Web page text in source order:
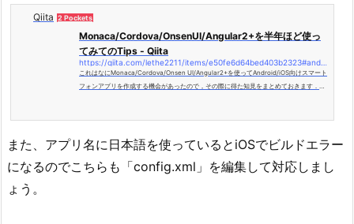
Qiita 2 Pockets
Monaca/Cordova/OnsenUI/Angular2+を半年ほど使っ
てみてのTips - Qiita
これはなにMonaca/Cordova/Onsen UI/Angular2+を使ってAndroid/iOS向けスマート
フォンアプリを作成する機会があったので，その際に得た知見をまとめておきます．前
また、アプリ名に日本語を使っているとiOSでビルドエラー
になるのでこちらも「config.xml」を編集して対応しまし
ょう。